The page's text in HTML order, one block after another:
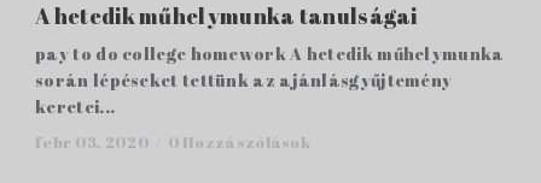
A hetedik műhelymunka tanulságai
pay to do college homework A hetedik műhelymunka
során lépéseket tettünk az ajánlásgyűjtemény
keretei...
febr 03, 2020 / 0 Hozzászólások